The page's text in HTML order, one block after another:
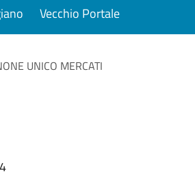
Vecchio Portale
UNICO MERCATI